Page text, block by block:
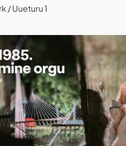
/ Uueturu 1